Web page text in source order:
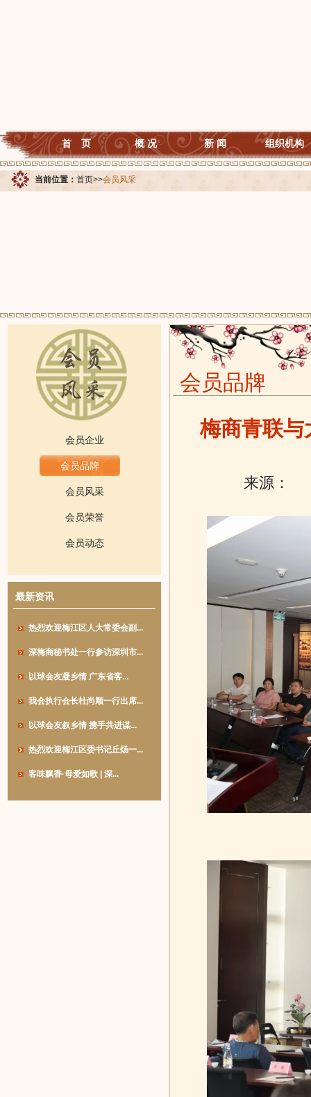
首 页 概 况 新 闻 组织机构
当前位置： 首页>>会员风采
会员企业
会员品牌
会员风采
会员荣誉
会员动态
最新资讯
热烈欢迎梅江区人大常委会副...
深梅商秘书处一行参访深圳市...
以球会友凝乡情 广东省客...
我会执行会长杜尚顺一行出席...
以球会友叙乡情 携手共进谋...
热烈欢迎梅江区委书记丘炀一...
客味飘香·母爱如歌 | 深...
会员品牌
梅商青联与
来源：